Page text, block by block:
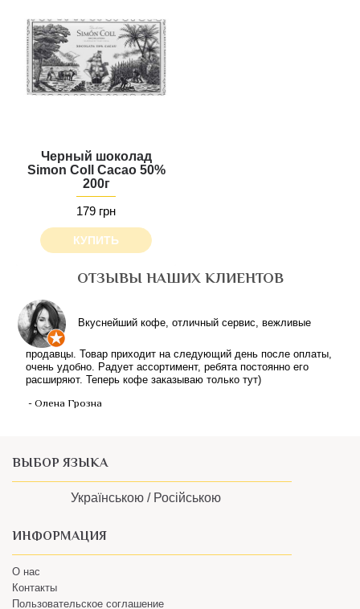
Черный шоколад
Simon Coll Cacao 50%
200г
179 грн
КУПИТЬ
ОТЗЫВЫ НАШИХ КЛИЕНТОВ
Вкуснейший кофе, отличный сервис, вежливые
продавцы. Товар приходит на следующий день после оплаты,
очень удобно. Радует ассортимент, ребята постоянно его
расширяют. Теперь кофе заказываю только тут)
- Олена Грозна